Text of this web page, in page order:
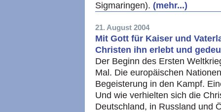
Sigmaringen). (mehr...)
21. August 2004
Mit Gott für Kaiser und
Christen ihn erlebt und
Der Beginn des Ersten
Mal. Die europäischen
Begeisterung in den Kampf.
Und wie verhielten sich die
Deutschland, in Russland und